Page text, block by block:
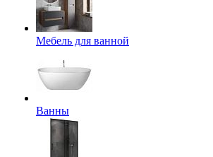
Мебель для ванной
Ванны